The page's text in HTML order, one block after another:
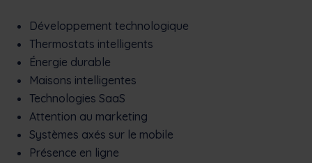
Développement technologique
Thermostats intelligents
Énergie durable
Maisons intelligentes
Technologies SaaS
Attention au marketing
Systèmes axés sur le mobile
Présence en ligne